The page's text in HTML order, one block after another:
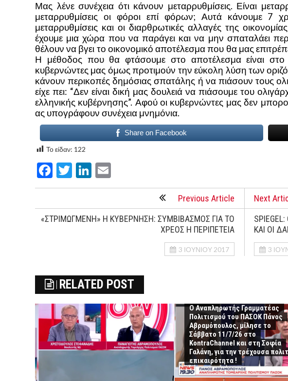
Μας λένε συνέχεια ότι κάνουν μεταρρυθμίσεις. Είναι
μεταρρυθμίσεις οι φόροι επί φόρων; Αυτά κάνουμε 7
μεταρρυθμίσεις και οι διαρθρωτικές αλλαγές της
έχουμε μια χώρα που να παράγει και να μην σπαταλάει
θέλουν να βγει το οικονομικό αποτέλεσμα που θα μας
Η μέθοδος που θα φτάσουμε στο αποτέλεσμα είναι
κυβερνώντες μας όμως προτιμούν την εύκολη λύση των
κάνουν περικοπές δημόσιας σπατάλης ή να πιάσουν τους
είχε πει: “Δεν είναι δική μας δουλειά να πιάσουμε του
ελληνικής κυβέρνησης”. Αφού οι κυβερνώντες μας δεν
ας υπογράφουν συνέχεια μνημόνια.
Share on Facebook
Το είδαν: 122
Facebook
TwitterLinkedIn
Previous Article
«ΣΤΡΙΜΩΓΜΕΝΗ» Η ΚΥΒΕΡΝΗΣΗ: ΣΥΜΒΙΒΑΣΜΟΣ ΓΙΑ ΤΟ
ΧΡΕΟΣ Η ΠΕΡΙΠΕΤΕΙΑ
3 ΙΟΥΝΊΟΥ 2017
Next
ΚΑΙ ΟΙ
3
RELATED POST
Ο Αναπληρωτής Γραμματέας
Πολιτισμού του ΠΑΣΟΚ Πάνος
Αβραμόπουλος, μίλησε το
Σάββατο 11/7/26 στο
KontraChannel και στη Σοφία
Γαλάνη, για την τρέχουσα
επικαιρότητα !